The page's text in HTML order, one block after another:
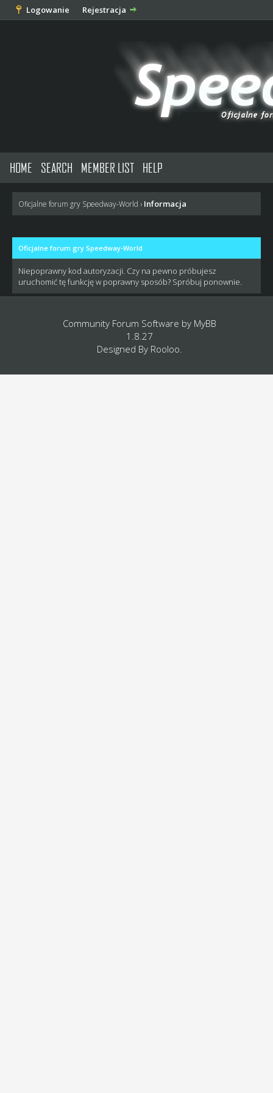
Logowanie Rejestracja
HOME SEARCH MEMBER LIST HELP
Oficjalne forum gry Speedway-World › Informacja
Oficjalne forum gry Speedway-World
Niepoprawny kod autoryzacji. Czy na pewno próbujesz
uruchomić tę funkcję w poprawny sposób? Spróbuj ponownie.
Community Forum Software by MyBB
1.8.27
Designed By Rooloo.